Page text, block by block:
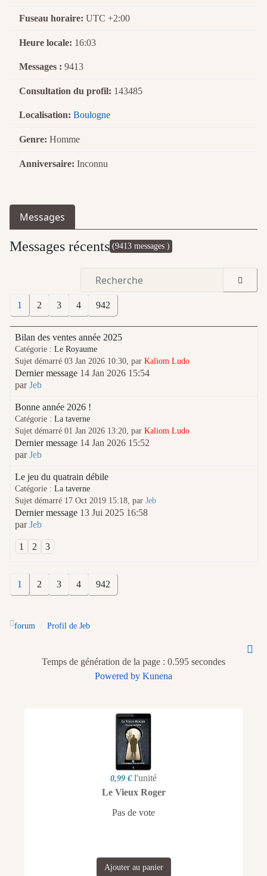
Fuseau horaire: UTC +2:00
Heure locale: 16:03
Messages : 9413
Consultation du profil: 143485
Localisation: Boulogne
Genre: Homme
Anniversaire: Inconnu
Messages
Messages récents (9413 messages )
1 2 3 4 942
Bilan des ventes année 2025
Catégorie : Le Royaume
Sujet démarré 03 Jan 2026 10:30, par Kaliom Ludo
Dernier message 14 Jan 2026 15:54
parJeb
Bonne année 2026 !
Catégorie : La taverne
Sujet démarré 01 Jan 2026 13:20, par Kaliom Ludo
Dernier message 14 Jan 2026 15:52
parJeb
Le jeu du quatrain débile
Catégorie : La taverne
Sujet démarré 17 Oct 2019 15:18, par Jeb
Dernier message 13 Jui 2025 16:58
parJeb
1 2 3
1 2 3 4 942
forum Profil de Jeb
Temps de génération de la page : 0.595 secondes
Powered by Kunena
0,99 € l'unité
Le Vieux Roger
Pas de vote
Ajouter au panier